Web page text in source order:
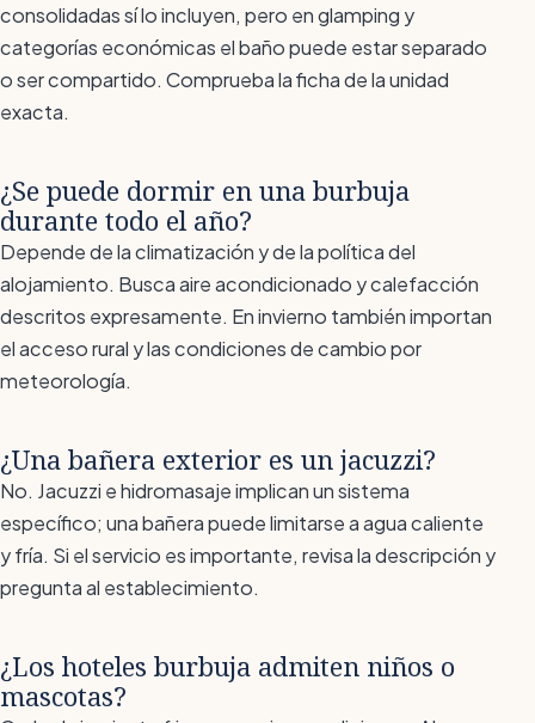
consolidadas sí lo incluyen, pero en glamping y
categorías económicas el baño puede estar separado
o ser compartido. Comprueba la ficha de la unidad
exacta.
¿Se puede dormir en una burbuja
durante todo el año?
Depende de la climatización y de la política del
alojamiento. Busca aire acondicionado y calefacción
descritos expresamente. En invierno también importan
el acceso rural y las condiciones de cambio por
meteorología.
¿Una bañera exterior es un jacuzzi?
No. Jacuzzi e hidromasaje implican un sistema
específico; una bañera puede limitarse a agua caliente
y fría. Si el servicio es importante, revisa la descripción y
pregunta al establecimiento.
¿Los hoteles burbuja admiten niños o
mascotas?